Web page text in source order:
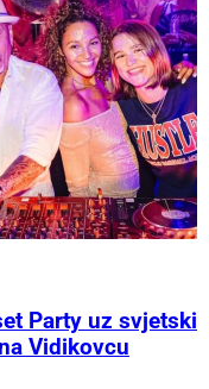
Party uz svjetski
Vidikovcu